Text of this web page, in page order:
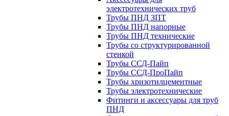
электротехнических труб
Трубы ПНД ЗПТ
Трубы ПНД напорные
Трубы ПНД технические
Трубы со структурированной
стенкой
Трубы ССД-Пайп
Трубы ССД-ПроПайп
Трубы хризотилцементные
Трубы электротехнические
Фитинги и аксессуары для труб
ПНД